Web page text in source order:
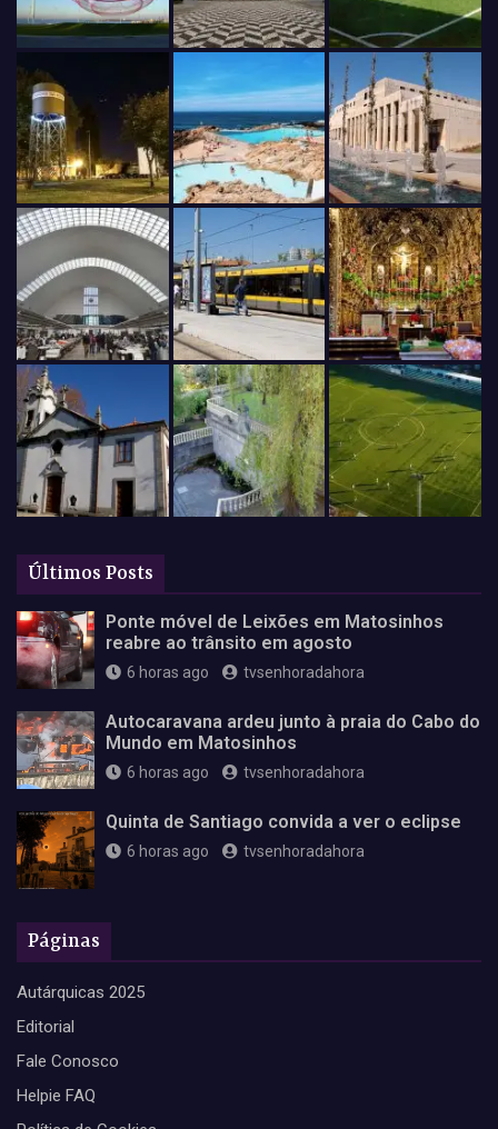
Últimos Posts
Ponte móvel de Leixões em Matosinhos
reabre ao trânsito em agosto
6 horas ago tvsenhoradahora
Autocaravana ardeu junto à praia do Cabo do
Mundo em Matosinhos
6 horas ago tvsenhoradahora
Quinta de Santiago convida a ver o eclipse
6 horas ago tvsenhoradahora
Páginas
Autárquicas 2025
Editorial
Fale Conosco
Helpie FAQ